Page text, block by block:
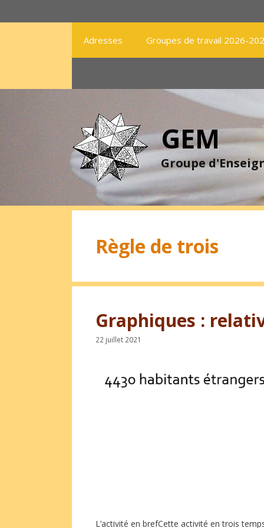
Adresses Groupes de travail 2026-
GEM
Groupe
Règle de trois
Graphiques :
22 juillet 2021
L’activité en brefCette activité en trois